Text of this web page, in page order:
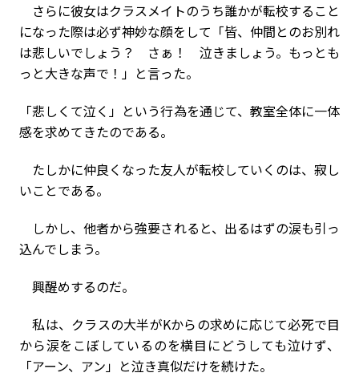
さらに彼女はクラスメイトのうち誰かが転校すること
になった際は必ず神妙な顔をして「皆、仲間とのお別れ
は悲しいでしょう？ さぁ！ 泣きましょう。もっとも
っと大きな声で！」と言った。
「悲しくて泣く」という行為を通じて、教室全体に一体
感を求めてきたのである。
たしかに仲良くなった友人が転校していくのは、寂し
いことである。
しかし、他者から強要されると、出るはずの涙も引っ
込んでしまう。
興醒めするのだ。
私は、クラスの大半がKからの求めに応じて必死で目
から涙をこぼしているのを横目にどうしても泣けず、
「アーン、アン」と泣き真似だけを続けた。